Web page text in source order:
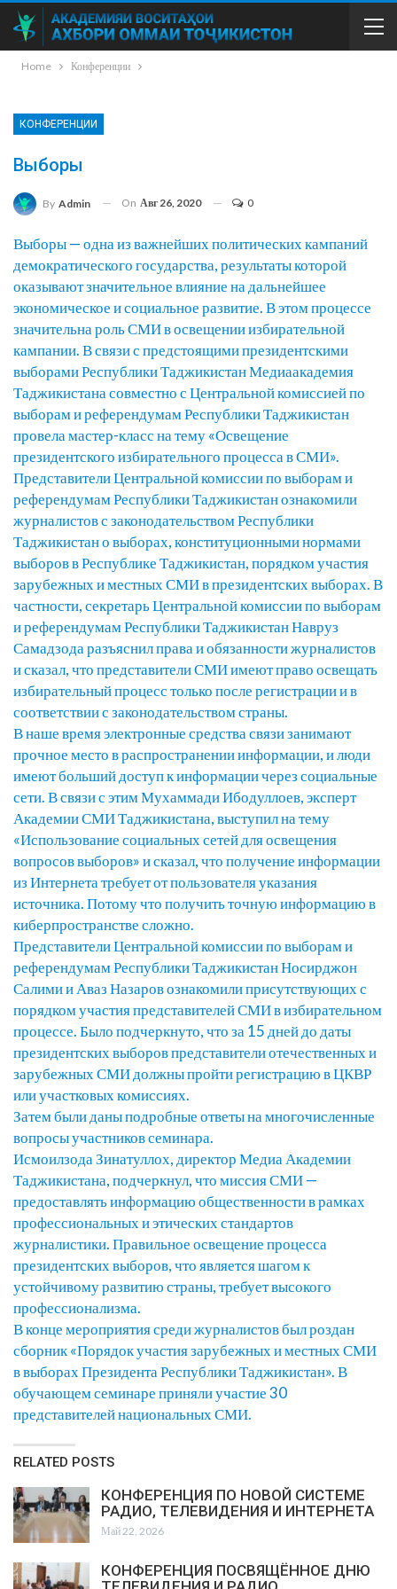
Home Конференции
КОНФЕРЕНЦИИ
Выборы
By Admin On Авг 26, 2020 0
Выборы — одна из важнейших политических кампаний
демократического государства, результаты которой
оказывают значительное влияние на дальнейшее
экономическое и социальное развитие. В этом процессе
значительна роль СМИ в освещении избирательной
кампании. В связи с предстоящими президентскими
выборами Республики Таджикистан Медиаакадемия
Таджикистана совместно с Центральной комиссией по
выборам и референдумам Республики Таджикистан
провела мастер-класс на тему «Освещение
президентского избирательного процесса в СМИ».
Представители Центральной комиссии по выборам и
референдумам Республики Таджикистан ознакомили
журналистов с законодательством Республики
Таджикистан о выборах, конституционными нормами
выборов в Республике Таджикистан, порядком участия
зарубежных и местных СМИ в президентских выборах. В
частности, секретарь Центральной комиссии по выборам
и референдумам Республики Таджикистан Навруз
Самадзода разъяснил права и обязанности журналистов
и сказал, что представители СМИ имеют право освещать
избирательный процесс только после регистрации и в
соответствии с законодательством страны.
В наше время электронные средства связи занимают
прочное место в распространении информации, и люди
имеют больший доступ к информации через социальные
сети. В связи с этим Мухаммади Ибодуллоев, эксперт
Академии СМИ Таджикистана, выступил на тему
«Использование социальных сетей для освещения
вопросов выборов» и сказал, что получение информации
из Интернета требует от пользователя указания
источника. Потому что получить точную информацию в
киберпространстве сложно.
Представители Центральной комиссии по выборам и
референдумам Республики Таджикистан Носирджон
Салими и Аваз Назаров ознакомили присутствующих с
порядком участия представителей СМИ в избирательном
процессе. Было подчеркнуто, что за 15 дней до даты
президентских выборов представители отечественных и
зарубежных СМИ должны пройти регистрацию в ЦКВР
или участковых комиссиях.
Затем были даны подробные ответы на многочисленные
вопросы участников семинара.
Исмоилзода Зинатуллох, директор Медиа Академии
Таджикистана, подчеркнул, что миссия СМИ —
предоставлять информацию общественности в рамках
профессиональных и этических стандартов
журналистики. Правильное освещение процесса
президентских выборов, что является шагом к
устойчивому развитию страны, требует высокого
профессионализма.
В конце мероприятия среди журналистов был роздан
сборник «Порядок участия зарубежных и местных СМИ
в выборах Президента Республики Таджикистан». В
обучающем семинаре приняли участие 30
представителей национальных СМИ.
RELATED POSTS
КОНФЕРЕНЦИЯ ПО НОВОЙ СИСТЕМЕ
РАДИО, ТЕЛЕВИДЕНИЯ И ИНТЕРНЕТА
Май 22, 2026
КОНФЕРЕНЦИЯ ПОСВЯЩЁННОЕ ДНЮ